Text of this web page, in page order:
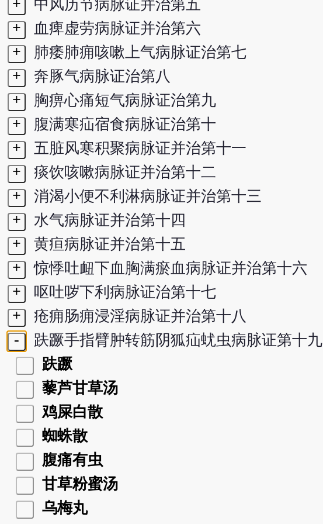
+
中风历节病脉证并治第五
+
血痺虚劳病脉证并治第六
+
肺痿肺痈咳嗽上气病脉证治第七
+
奔豚气病脉证治第八
+
胸痹心痛短气病脉证治第九
+
腹满寒疝宿食病脉证治第十
+
五脏风寒积聚病脉证并治第十一
+
痰饮咳嗽病脉证并治第十二
+
消渴小便不利淋病脉证并治第十三
+
水气病脉证并治第十四
+
黄疸病脉证并治第十五
+
惊悸吐衄下血胸满瘀血病脉证并治第十六
+
呕吐哕下利病脉证治第十七
+
疮痈肠痈浸淫病脉证并治第十八
-
趺蹶手指臂肿转筋阴狐疝蚘虫病脉证第十九
趺蹶
藜芦甘草汤
鸡屎白散
蜘蛛散
腹痛有虫
甘草粉蜜汤
乌梅丸